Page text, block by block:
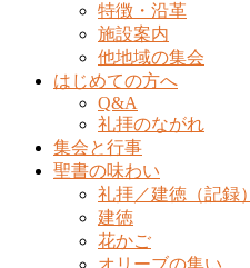
特徴・沿革
施設案内
他地域の集会
はじめての方へ
Q&A
礼拝のながれ
集会と行事
聖書の味わい
礼拝／建徳（記録）
建徳
花かご